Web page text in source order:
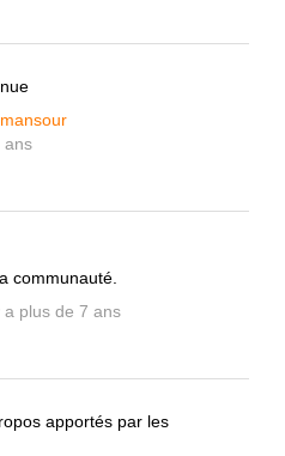
ans
communauté.
a plus de 7 ans
apportés par les